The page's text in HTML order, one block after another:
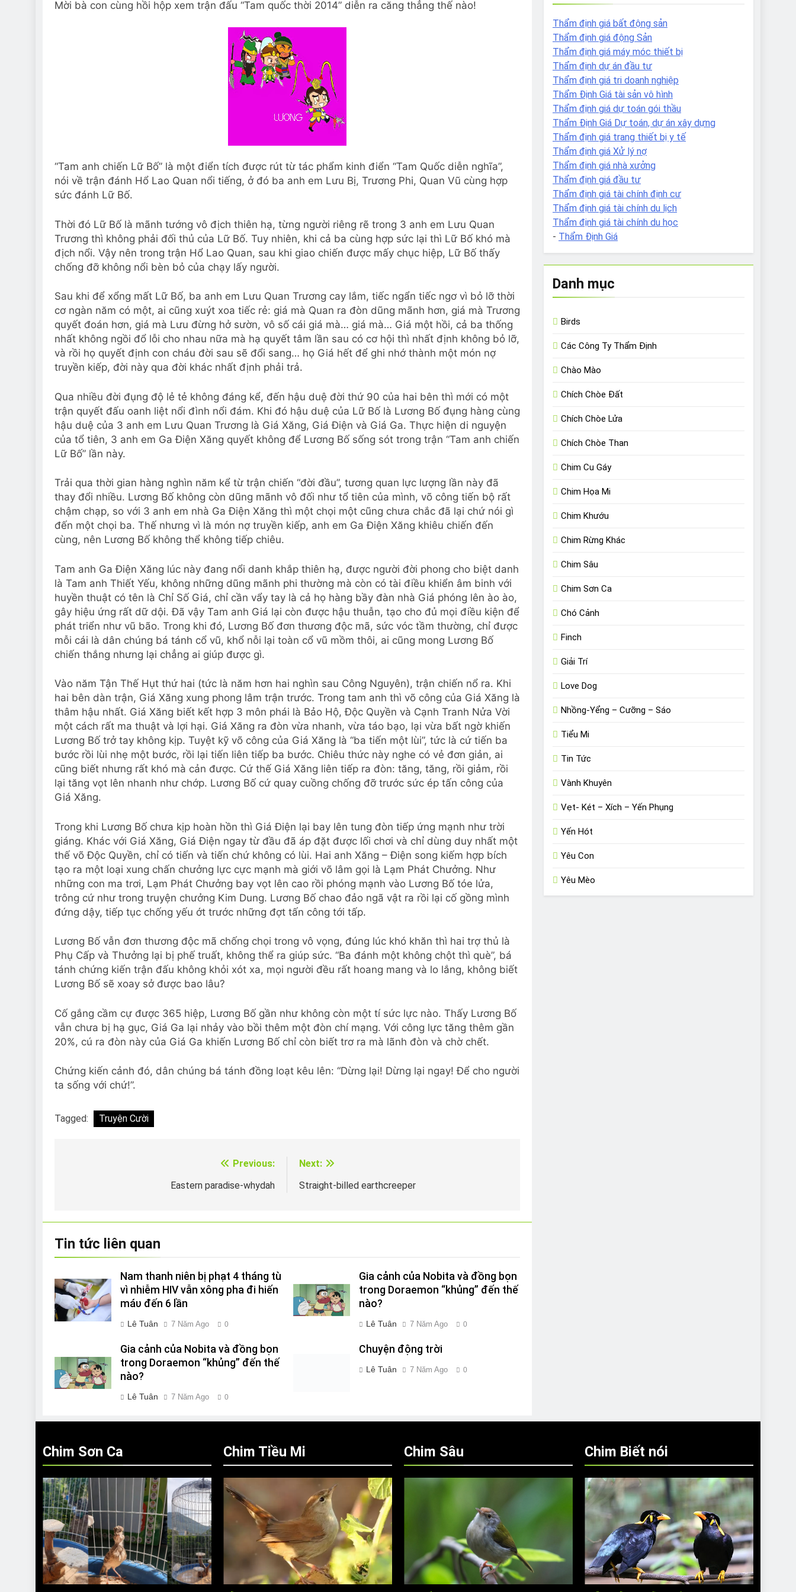
Mời bà con cùng hồi hộp xem trận đấu “Tam quốc thời 2014” diễn ra căng thẳng thế nào!
“Tam anh chiến Lữ Bố” là một điển tích được rút từ tác phẩm kinh điển “Tam Quốc diễn nghĩa”,
nói về trận đánh Hổ Lao Quan nổi tiếng, ở đó ba anh em Lưu Bị, Trương Phi, Quan Vũ cùng hợp
sức đánh Lữ Bố.
Thời đó Lữ Bố là mãnh tướng vô địch thiên hạ, từng người riêng rẽ trong 3 anh em Lưu Quan
Trương thì không phải đối thủ của Lữ Bố. Tuy nhiên, khi cả ba cùng hợp sức lại thì Lữ Bố khó mà
địch nổi. Vậy nên trong trận Hổ Lao Quan, sau khi giao chiến được mấy chục hiệp, Lữ Bố thấy
chống đỡ không nổi bèn bỏ của chạy lấy người.
Sau khi để xổng mất Lữ Bố, ba anh em Lưu Quan Trương cay lắm, tiếc ngẩn tiếc ngơ vì bỏ lỡ thời
cơ ngàn năm có một, ai cũng xuýt xoa tiếc rẻ: giá mà Quan ra đòn dũng mãnh hơn, giá mà Trương
quyết đoán hơn, giá mà Lưu đừng hở sườn, vô số cái giá mà… giá mà… Giá một hồi, cả ba thống
nhất không ngồi đổ lỗi cho nhau nữa mà hạ quyết tâm lần sau có cơ hội thì nhất định không bỏ lỡ,
và rồi họ quyết định con cháu đời sau sẽ đổi sang… họ Giá hết để ghi nhớ thành một món nợ
truyền kiếp, đời này qua đời khác nhất định phải trả.
Qua nhiều đời đụng độ lẻ tẻ không đáng kể, đến hậu duệ đời thứ 90 của hai bên thì mới có một
trận quyết đấu oanh liệt nổi đình nổi đám. Khi đó hậu duệ của Lữ Bố là Lương Bố đụng hàng cùng
hậu duệ của 3 anh em Lưu Quan Trương là Giá Xăng, Giá Điện và Giá Ga. Thực hiện di nguyện
của tổ tiên, 3 anh em Ga Điện Xăng quyết không để Lương Bố sống sót trong trận “Tam anh chiến
Lữ Bố” lần này.
Trải qua thời gian hàng nghìn năm kể từ trận chiến “đời đầu”, tương quan lực lượng lần này đã
thay đổi nhiều. Lương Bố không còn dũng mãnh vô đối như tổ tiên của mình, võ công tiến bộ rất
chậm chạp, so với 3 anh em nhà Ga Điện Xăng thì một chọi một cũng chưa chắc đã lại chứ nói gì
đến một chọi ba. Thế nhưng vì là món nợ truyền kiếp, anh em Ga Điện Xăng khiêu chiến đến
cùng, nên Lương Bố không thể không tiếp chiêu.
Tam anh Ga Điện Xăng lúc này đang nổi danh khắp thiên hạ, được người đời phong cho biệt danh
là Tam anh Thiết Yếu, không những dũng mãnh phi thường mà còn có tài điều khiển âm binh với
huyền thuật có tên là Chỉ Số Giá, chỉ cần vẩy tay là cả họ hàng bầy đàn nhà Giá phóng lên ào ào,
gây hiệu ứng rất dữ dội. Đã vậy Tam anh Giá lại còn được hậu thuẫn, tạo cho đủ mọi điều kiện để
phát triển như vũ bão. Trong khi đó, Lương Bố đơn thương độc mã, sức vóc tầm thường, chỉ được
mỗi cái là dân chúng bá tánh cổ vũ, khổ nỗi lại toàn cổ vũ mồm thôi, ai cũng mong Lương Bố
chiến thắng nhưng lại chẳng ai giúp được gì.
Vào năm Tận Thế Hụt thứ hai (tức là năm hơn hai nghìn sau Công Nguyên), trận chiến nổ ra. Khi
hai bên dàn trận, Giá Xăng xung phong lâm trận trước. Trong tam anh thì võ công của Giá Xăng là
thâm hậu nhất. Giá Xăng biết kết hợp 3 môn phái là Bảo Hộ, Độc Quyền và Cạnh Tranh Nửa Vời
một cách rất ma thuật và lợi hại. Giá Xăng ra đòn vừa nhanh, vừa táo bạo, lại vừa bất ngờ khiến
Lương Bố trở tay không kịp. Tuyệt kỹ võ công của Giá Xăng là “ba tiến một lùi”, tức là cứ tiến ba
bước rồi lùi nhẹ một bước, rồi lại tiến liên tiếp ba bước. Chiêu thức này nghe có vẻ đơn giản, ai
cũng biết nhưng rất khó mà cản được. Cứ thế Giá Xăng liên tiếp ra đòn: tăng, tăng, rồi giảm, rồi
lại tăng vọt lên nhanh như chớp. Lương Bố cứ quay cuồng chống đỡ trước sức ép tấn công của
Giá Xăng.
Trong khi Lương Bố chưa kịp hoàn hồn thì Giá Điện lại bay lên tung đòn tiếp ứng mạnh như trời
giáng. Khác với Giá Xăng, Giá Điện ngay từ đầu đã áp đặt được lối chơi và chỉ dùng duy nhất một
thế võ Độc Quyền, chỉ có tiến và tiến chứ không có lùi. Hai anh Xăng – Điện song kiếm hợp bích
tạo ra một loại xung chấn chưởng lực cực mạnh mà giới võ lâm gọi là Lạm Phát Chưởng. Như
những con ma trơi, Lạm Phát Chưởng bay vọt lên cao rồi phóng mạnh vào Lương Bố tóe lửa,
trông cứ như trong truyện chưởng Kim Dung. Lương Bố chao đảo ngã vật ra rồi lại cố gồng mình
đứng dậy, tiếp tục chống yếu ớt trước những đợt tấn công tới tấp.
Lương Bố vẫn đơn thương độc mã chống chọi trong vô vọng, đúng lúc khó khăn thì hai trợ thủ là
Phụ Cấp và Thưởng lại bị phế truất, không thể ra giúp sức. “Ba đánh một không chột thì què”, bá
tánh chứng kiến trận đấu không khỏi xót xa, mọi người đều rất hoang mang và lo lắng, không biết
Lương Bố sẽ xoay sở được bao lâu?
Cố gắng cầm cự được 365 hiệp, Lương Bố gần như không còn một tí sức lực nào. Thấy Lương Bố
vẫn chưa bị hạ gục, Giá Ga lại nhảy vào bồi thêm một đòn chí mạng. Với công lực tăng thêm gần
20%, cú ra đòn này của Giá Ga khiến Lương Bố chỉ còn biết trơ ra mà lãnh đòn và chờ chết.
Chứng kiến cảnh đó, dân chúng bá tánh đồng loạt kêu lên: “Dừng lại! Dừng lại ngay! Để cho người
ta sống với chứ!”.
Tagged: Truyện Cười
Previous:
Eastern paradise-whydah
Next:
Straight-billed earthcreeper
Tin tức liên quan
Nam thanh niên bị phạt 4 tháng tù
vì nhiễm HIV vẫn xông pha đi hiến
máυ đến 6 lần
Lê Tuân 7 Năm Ago 0
Gia cảnh của Nobita và đồng bọn
trong Doraemon “khủng” đến thế
nào?
Lê Tuân 7 Năm Ago 0
Gia cảnh của Nobita và đồng bọn
trong Doraemon “khủng” đến thế
nào?
Lê Tuân 7 Năm Ago 0
Chuyện động trời
Lê Tuân 7 Năm Ago 0
Thẩm định giá bất động sản
Thẩm định giá động Sản
Thẩm định giá máy móc thiết bị
Thẩm định dự án đầu tư
Thẩm định giá tri doanh nghiệp
Thẩm Định Giá tài sản vô hình
Thẩm định giá dự toán gói thầu
Thẩm Định Giá Dự toán, dự án xây dựng
Thẩm định giá trang thiết bị y tế
Thẩm định giá Xử lý nợ
Thẩm định giá nhà xưởng
Thẩm định giá đầu tư
Thẩm định giá tài chính định cư
Thẩm định giá tài chính du lịch
Thẩm định giá tài chính du học
- Thẩm Định Giá
Danh mục
Birds
Các Công Ty Thẩm Định
Chào Mào
Chích Chòe Đất
Chích Chòe Lửa
Chích Chòe Than
Chim Cu Gáy
Chim Họa Mi
Chim Khướu
Chim Rừng Khác
Chim Sâu
Chim Sơn Ca
Chó Cảnh
Finch
Giải Trí
Love Dog
Nhồng-Yểng – Cưỡng – Sáo
Tiểu Mi
Tin Tức
Vành Khuyên
Vẹt- Két – Xích – Yến Phụng
Yến Hót
Yêu Con
Yêu Mèo
Chim Sơn Ca Chim Tiều Mi Chim Sâu Chim Biết nói